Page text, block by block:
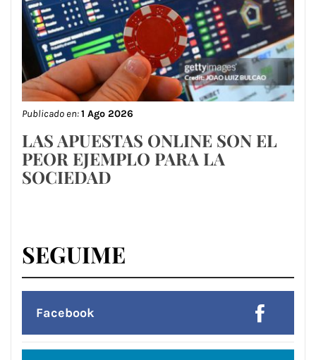
Publicado en:1 Ago 2026
LAS APUESTAS ONLINE SON EL
PEOR EJEMPLO PARA LA
SOCIEDAD
SEGUIME
Facebook